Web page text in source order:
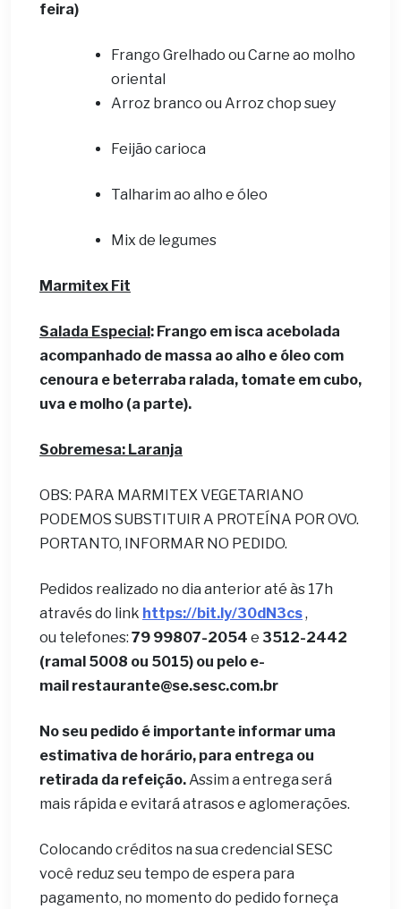
feira)
Frango Grelhado ou Carne ao molho
oriental
Arroz branco ou Arroz chop suey
Feijão carioca
Talharim ao alho e óleo
Mix de legumes
Marmitex Fit
Salada Especial: Frango em isca acebolada
acompanhado de massa ao alho e óleo com
cenoura e beterraba ralada, tomate em cubo,
uva e molho (a parte).
Sobremesa: Laranja
OBS: PARA MARMITEX VEGETARIANO
PODEMOS SUBSTITUIR A PROTEÍNA POR OVO.
PORTANTO, INFORMAR NO PEDIDO.
Pedidos realizado no dia anterior até às 17h
através do link https://bit.ly/30dN3cs,
ou telefones: 79 99807-2054 e 3512-2442
(ramal 5008 ou 5015) ou pelo e-
mail restaurante@se.sesc.com.br
No seu pedido é importante informar uma
estimativa de horário, para entrega ou
retirada da refeição.Assim a entrega será
mais rápida e evitará atrasos e aglomerações.
Colocando créditos na sua credencial SESC
você reduz seu tempo de espera para
pagamento, no momento do pedido forneça